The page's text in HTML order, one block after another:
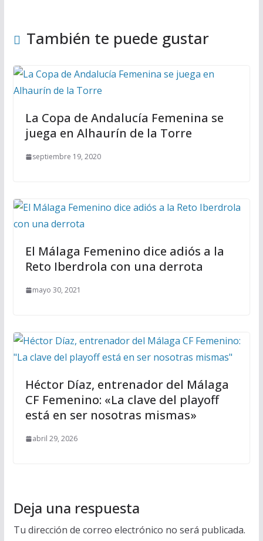
También te puede gustar
La Copa de Andalucía Femenina se
juega en Alhaurín de la Torre
septiembre 19, 2020
El Málaga Femenino dice adiós a la
Reto Iberdrola con una derrota
mayo 30, 2021
Héctor Díaz, entrenador del Málaga
CF Femenino: «La clave del playoff
está en ser nosotras mismas»
abril 29, 2026
Deja una respuesta
Tu dirección de correo electrónico no será publicada.